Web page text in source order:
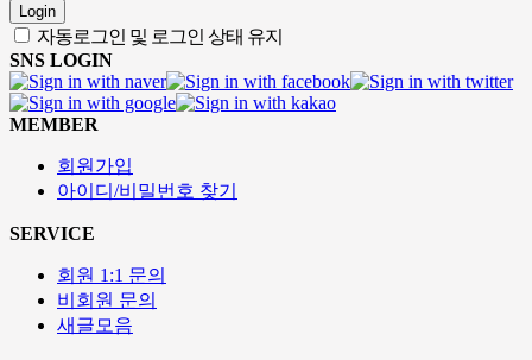
Login
자동로그인 및 로그인 상태 유지
SNS LOGIN
MEMBER
회원가입
아이디/비밀번호 찾기
SERVICE
회원 1:1 문의
비회원 문의
새글모음